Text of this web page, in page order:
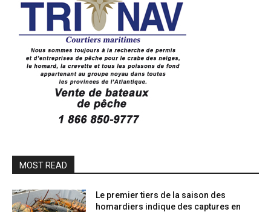
MOST READ
Le premier tiers de la saison des
homardiers indique des captures en